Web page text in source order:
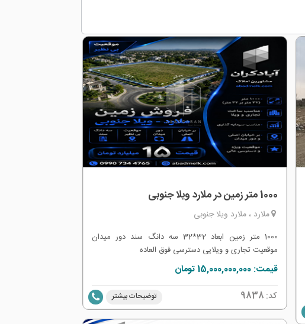
1000 متر زمین در ملارد ویلا جنوبی
ملارد ، ملارد ویلا جنوبی
1000 متر زمین ابعاد 32*32 سه دانگ سند دور میدان
موقعیت تجاری و ویلایی دسترسی فوق العاده
قیمت: 15,000,000,000 تومان
کد: 9838 توضیحات بیشتر